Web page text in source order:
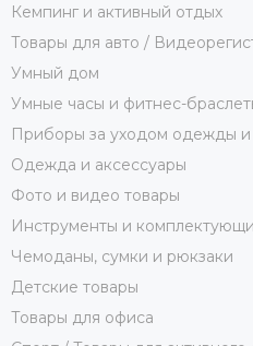
Кемпинг и активный отдых
Товары для авто /
Умный дом
Умные часы и фитнес-
Приборы за уходом одежды и
Одежда и аксессуары
Фото и видео товары
Инструменты и
Чемоданы, сумки и рюкзаки
Детские товары
Товары для офиса